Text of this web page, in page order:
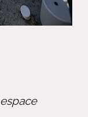
espace